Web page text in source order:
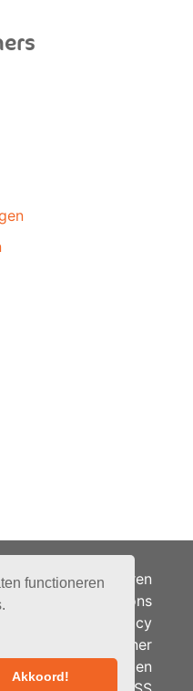
functioneren
Akkoord!
Adverteren
Over ons
Je privacy
Partner
Berichten